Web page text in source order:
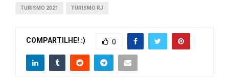
TURISMO 2021 TURISMO RJ
COMPARTILHE! :) 0